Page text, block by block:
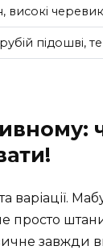
підошві,
просто
завжди